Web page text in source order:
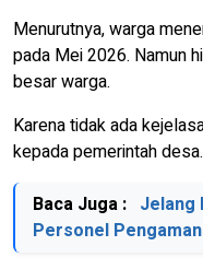
Menurutnya, warga
pada Mei 2026. Namun
besar warga.
Karena tidak ada
kepada pemerintah
Baca Juga : Jelang
Personel